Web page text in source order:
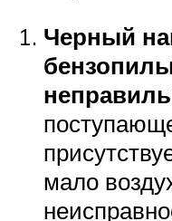
Черный
мало